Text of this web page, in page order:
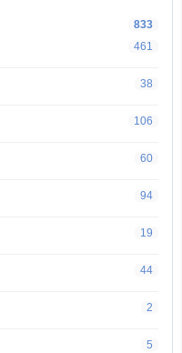
833
461
38
106
60
94
19
44
2
5